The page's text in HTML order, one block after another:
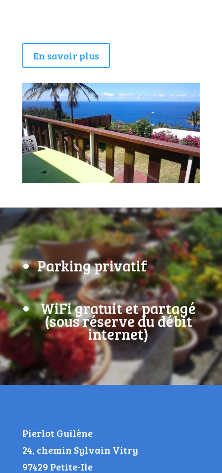
En savoir plus
Parking privatif
WiFi gratuit et partagé
(sous réserve du débit
internet)
Pierlot Guilène
24, chemin Sylvain Vitry
97429 Petite-Ile